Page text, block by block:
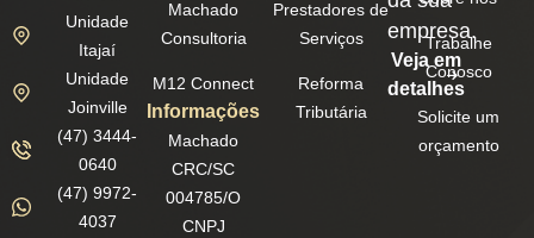
empresa.
Veja em
detalhes
Unidade
Itajaí
Unidade
Joinville
(47) 3444-
0640
(47) 9972-
4037
Machado
Consultoria
M12 Connect
Informações
Machado
CRC/SC
004785/O
CNPJ
Prestadores de
Serviços
Reforma
Tributária
Trabalhe
Conosco
Solicite um
orçamento